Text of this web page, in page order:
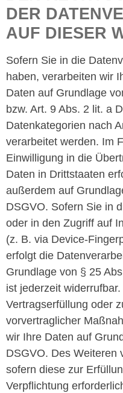
DER
AUF DIESER
Sofern Sie in die
haben, verarbeiten wir
Daten auf Grundlage
bzw. Art. 9 Abs. 2 lit. a
Datenkategorien nach
verarbeitet werden. Im
Einwilligung in die
Daten in Drittstaaten
außerdem auf
DSGVO. Sofern Sie in
oder in den Zugriff auf
(z. B. via Device-
erfolgt die
Grundlage von § 25
ist jederzeit
Vertragserfüllung oder
vorvertraglicher
wir Ihre Daten auf
DSGVO. Des Weiteren
sofern diese zur
Verpflichtung